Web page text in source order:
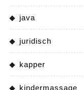
java
juridisch
kapper
kindermassage